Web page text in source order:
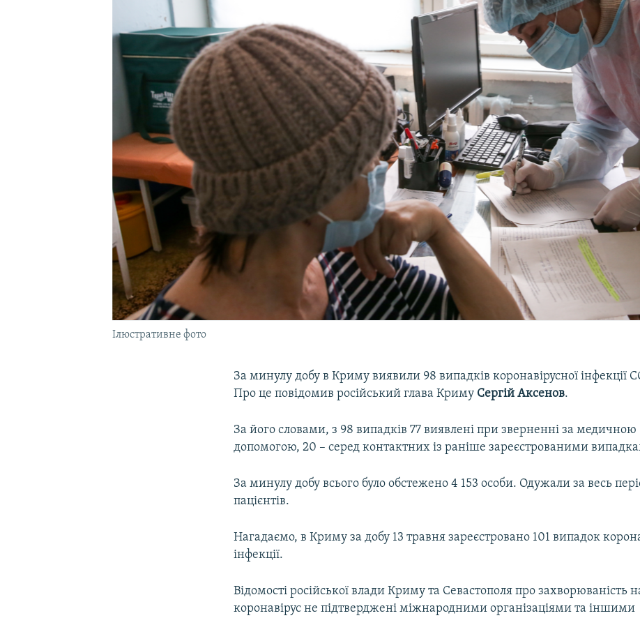
Ілюстративне фото
За минулу добу в Криму виявили 98 випадків коронавірусної інфекції
Про це повідомив російський глава Криму Сергій Аксенов.
За його словами, з 98 випадків 77 виявлені при зверненні за медичною
допомогою, 20 – серед контактних із раніше зареєстрованими
За минулу добу всього було обстежено 4 153 особи. Одужали за весь
пацієнтів.
Нагадаємо, в Криму за добу 13 травня зареєстровано 101 випадок
інфекції.
Відомості російської влади Криму та Севастополя про захворюваність
коронавірус не підтверджені міжнародними організаціями та іншими